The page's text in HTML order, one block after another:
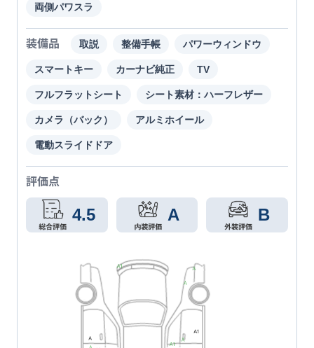
両側パワスラ
装備品 取説 整備手帳 パワーウィンドウ
スマートキー カーナビ純正 TV
フルフラットシート シート素材：ハーフレザー
カメラ（バック） アルミホイール
電動スライドドア
評価点
4.5 A B